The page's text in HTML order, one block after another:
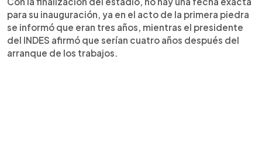
para su inauguración, ya en el acto de la primera piedra
se informó que eran tres años, mientras el presidente
del INDES afirmó que serían cuatro años después del
arranque de los trabajos.